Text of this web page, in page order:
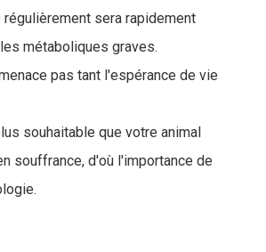
sera rapidement
métaboliques graves.
pas tant l'espérance de vie
souhaitable que votre animal
souffrance, d'où l'importance de